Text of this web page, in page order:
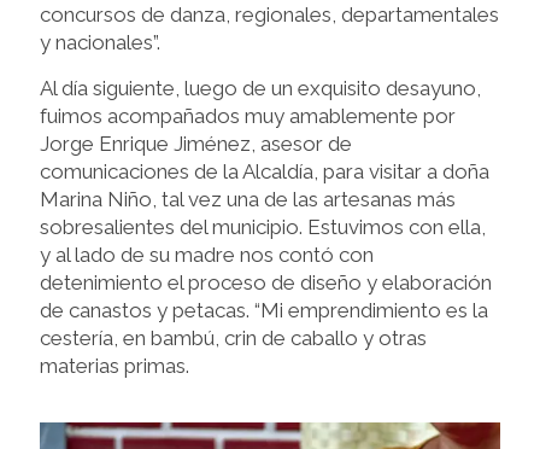
concursos de danza, regionales, departamentales
y nacionales”.
Al día siguiente, luego de un exquisito desayuno,
fuimos acompañados muy amablemente por
Jorge Enrique Jiménez, asesor de
comunicaciones de la Alcaldía, para visitar a doña
Marina Niño, tal vez una de las artesanas más
sobresalientes del municipio. Estuvimos con ella,
y al lado de su madre nos contó con
detenimiento el proceso de diseño y elaboración
de canastos y petacas. “Mi emprendimiento es la
cestería, en bambú, crin de caballo y otras
materias primas.